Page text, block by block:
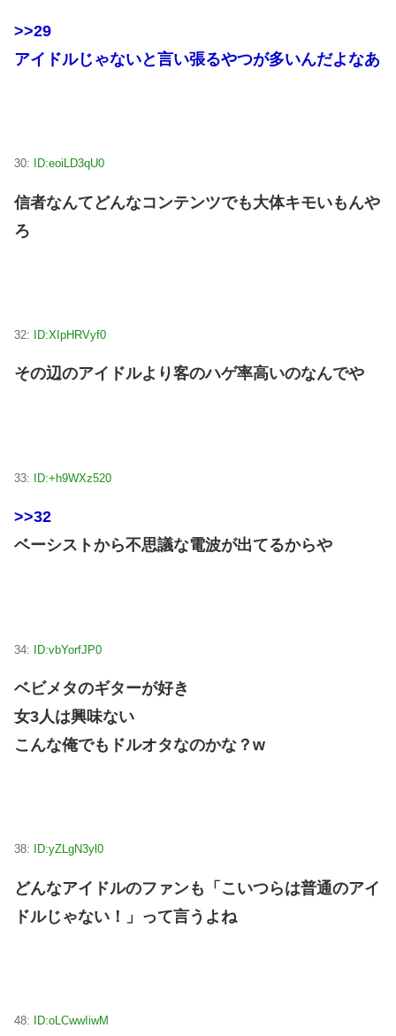
>>29
アイドルじゃないと言い張るやつが多いんだよなあ
30: ID:eoiLD3qU0
信者なんてどんなコンテンツでも大体キモいもんや
ろ
32: ID:XIpHRVyf0
その辺のアイドルより客のハゲ率高いのなんでや
33: ID:+h9WXz520
>>32
ベーシストから不思議な電波が出てるからや
34: ID:vbYorfJP0
ベビメタのギターが好き
女3人は興味ない
こんな俺でもドルオタなのかな？w
38: ID:yZLgN3yl0
どんなアイドルのファンも「こいつらは普通のアイ
ドルじゃない！」って言うよね
48: ID:oLCwwIiwM